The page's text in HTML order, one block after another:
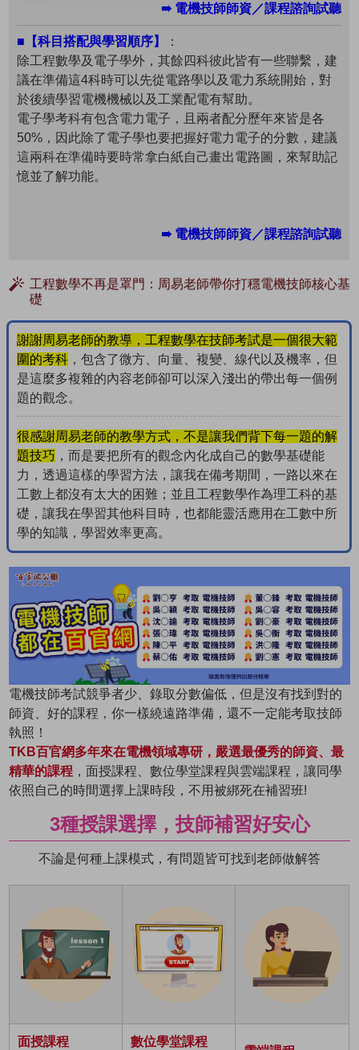
➠ 電機技師師資／課程諮詢試聽
■【科目搭配與學習順序】
：
除工程數學及電子學外，其餘四科彼此皆有一些聯繫，建
議在準備這4科時可以先從電路學以及電力系統開始，對
於後續學習電機機械以及工業配電有幫助。
電子學考科有包含電力電子，且兩者配分歷年來皆是各
50%，因此除了電子學也要把握好電力電子的分數，建議
這兩科在準備時要時常拿白紙自己畫出電路圖，來幫助記
憶並了解功能。
➠ 電機技師師資／課程諮詢試聽
工程數學不再是罩門：周易老師帶你打穩電機技師核心基
礎
謝謝周易老師的教導，工程數學在技師考試是一個很大範
圍的考科 ，包含了微方、向量、複變、線代以及機率，但
是這麼多複雜的內容老師卻可以深入淺出的帶出每一個例
題的觀念。
很感謝周易老師的教學方式，不是讓我們背下每一題的解
題技巧 ，而是要把所有的觀念內化成自己的數學基礎能
力，透過這樣的學習方法，讓我在備考期間，一路以來在
工數上都沒有太大的困難；並且工程數學作為理工科的基
礎，讓我在學習其他科目時，也都能靈活應用在工數中所
學的知識，學習效率更高。
電機技師考試競爭者少、錄取分數偏低，但是沒有找到對的
師資、好的課程，你一樣繞遠路準備，還不一定能考取技師
執照！
TKB百官網多年來在電機領域專研，嚴選最優秀的師資、最
精華的課程 ，面授課程、數位學堂課程與雲端課程，讓同學
依照自己的時間選擇上課時段，不用被綁死在補習班!
3種授課選擇，技師補習好安心
不論是何種上課模式，有問題皆可找到老師做解答
面授課程 數位學堂課程